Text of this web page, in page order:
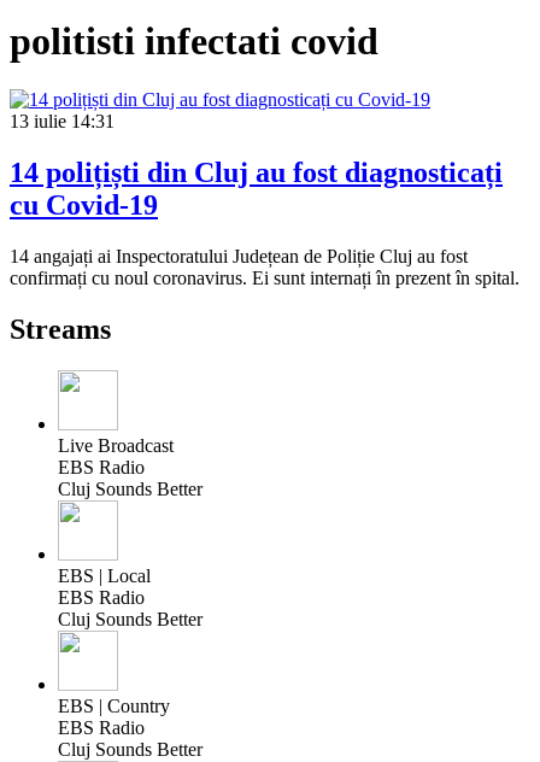
politisti infectati covid
13 iulie 14:31
14 polițiști din Cluj au fost diagnosticați
cu Covid-19
14 angajați ai Inspectoratului Județean de Poliție Cluj au fost
confirmați cu noul coronavirus. Ei sunt internați în prezent în spital.
Streams
Live Broadcast
EBS Radio
Cluj Sounds Better
EBS | Local
EBS Radio
Cluj Sounds Better
EBS | Country
EBS Radio
Cluj Sounds Better